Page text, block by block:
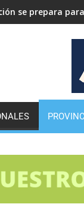
se prepara